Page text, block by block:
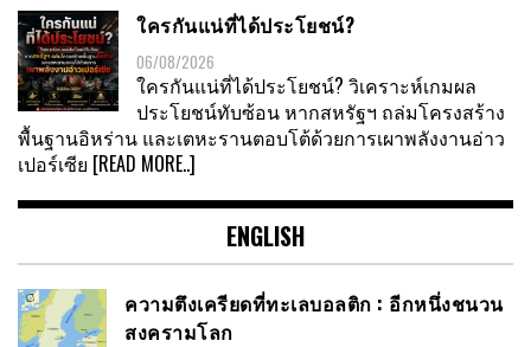
ใครกันแน่ที่ได้ประโยชน์?
06/08/2026
ใครกันแน่ที่ได้ประโยชน์? วิเคราะห์เกมผล
ประโยชน์ทับซ้อน หากสหรัฐฯ ถล่มโครงสร้าง
พื้นฐานอิหร่าน และเตหะรานตอบโต้ด้วยการเผาพลังงานอ่าว
เปอร์เซีย [READ MORE..]
ENGLISH
ความตึงเครียดที่ทะเลบอลติก : อีกหนึ่งชนวน
สงครามโลก